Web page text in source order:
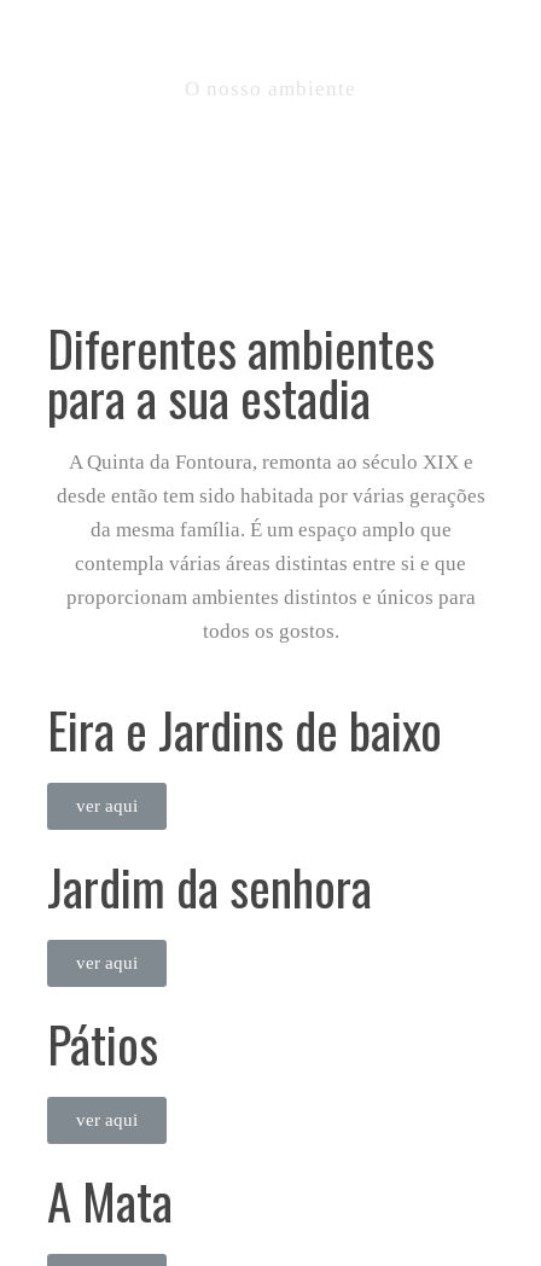
O nosso ambiente
Diferentes ambientes
para a sua estadia
A Quinta da Fontoura, remonta ao século XIX e
desde então tem sido habitada por várias gerações
da mesma família. É um espaço amplo que
contempla várias áreas distintas entre si e que
proporcionam ambientes distintos e únicos para
todos os gostos.
Eira e Jardins de baixo
ver aqui
Jardim da senhora
ver aqui
Pátios
ver aqui
A Mata